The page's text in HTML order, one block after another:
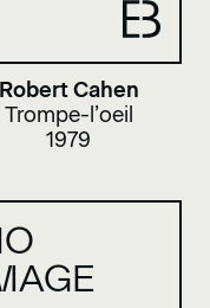
Robert Cahen
Trompe-l’oeil
1979